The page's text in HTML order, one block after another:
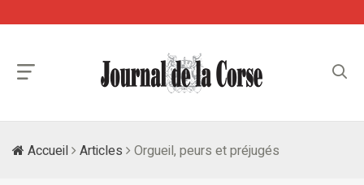
Accueil Articles Orgueil, peurs et préjugés